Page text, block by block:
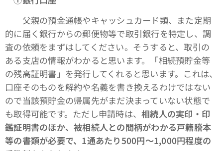
父親の預金通帳やキャッシュカード類、また定期
的に届く銀行からの郵便物等で取引銀行を特定し、調
査の依頼をまずはしてください。そうすると、取引の
ある支店の情報がわかると思います。「相続預貯金等
の残高証明書」を発行してくれると思います。これは、
口座そのものを解約や名義を書き換えるわけではない
ので当該預貯金の帰属先がまだ決まっていない状態で
も取得可能です。ただし申請時は、相続人の実印・印
鑑証明書のほか、被相続人との間柄がわかる戸籍謄本
等の書類が必要で、1通あたり500円～1,000円程度の